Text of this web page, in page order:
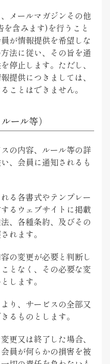
メールマガジンその他
含みます)を行うこと
が情報提供を希望しな
法に従い、その旨を通
停止します。ただし、
提供につきましては、
ことはできません。
ール等）
の内容、ルール等の詳
、会員に通知されるも
る各書式やテンプレー
るウェブサイトに掲載
、各種条約、及びその
れます。
の変更が必要と判断し
となく、その必要な変
します。
り、サービスの全部又
るものとします。
更又は終了した場合、
員が何らかの損害を被